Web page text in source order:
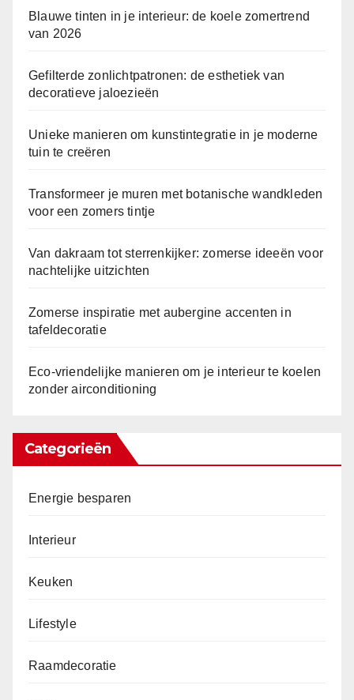
Blauwe tinten in je interieur: de koele zomertrend
van 2026
Gefilterde zonlichtpatronen: de esthetiek van
decoratieve jaloezieën
Unieke manieren om kunstintegratie in je moderne
tuin te creëren
Transformeer je muren met botanische wandkleden
voor een zomers tintje
Van dakraam tot sterrenkijker: zomerse ideeën voor
nachtelijke uitzichten
Zomerse inspiratie met aubergine accenten in
tafeldecoratie
Eco-vriendelijke manieren om je interieur te koelen
zonder airconditioning
Categorieën
Energie besparen
Interieur
Keuken
Lifestyle
Raamdecoratie